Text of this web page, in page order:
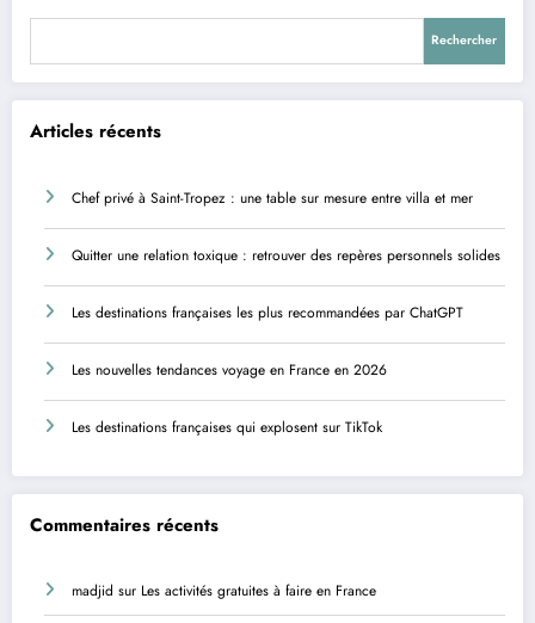
Rechercher
Articles récents
Chef privé à Saint-Tropez : une table sur mesure entre villa et mer
Quitter une relation toxique : retrouver des repères personnels solides
Les destinations françaises les plus recommandées par ChatGPT
Les nouvelles tendances voyage en France en 2026
Les destinations françaises qui explosent sur TikTok
Commentaires récents
madjid sur Les activités gratuites à faire en France